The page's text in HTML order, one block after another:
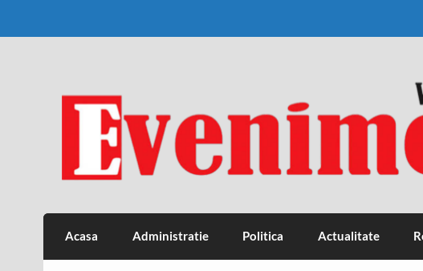
Eveniment Valcean
Acasa Administratie Politica Actualitate